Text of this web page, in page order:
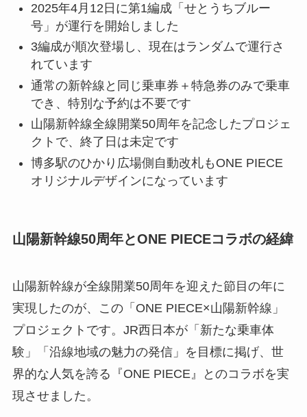
2025年4月12日に第1編成「せとうちブルー
号」が運行を開始しました
3編成が順次登場し、現在はランダムで運行さ
れています
通常の新幹線と同じ乗車券＋特急券のみで乗車
でき、特別な予約は不要です
山陽新幹線全線開業50周年を記念したプロジェ
クトで、終了日は未定です
博多駅のひかり広場側自動改札もONE PIECE
オリジナルデザインになっています
山陽新幹線50周年とONE PIECEコラボの経緯
山陽新幹線が全線開業50周年を迎えた節目の年に
実現したのが、この「ONE PIECE×山陽新幹線」
プロジェクトです。JR西日本が「新たな乗車体
験」「沿線地域の魅力の発信」を目標に掲げ、世
界的な人気を誇る『ONE PIECE』とのコラボを実
現させました。